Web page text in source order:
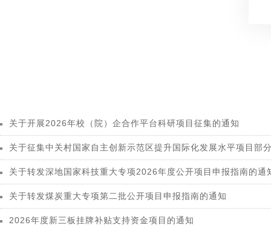
关于开展2026年校（院）企合作平台科研项目征集的通知
关于征集中关村国家自主创新示范区提升国际化发展水平项目部
关于转发深地国家科技重大专项2026年度公开项目申报指南的通
关于转发煤炭重大专项第二批公开项目申报指南的通知
2026年度新三板挂牌补贴支持资金项目的通知